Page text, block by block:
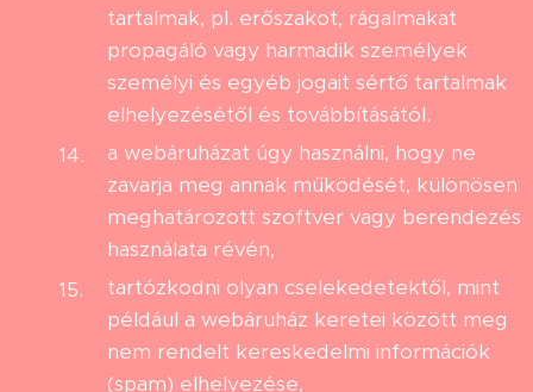
tartalmak, pl. erőszakot, rágalmakat
propagáló vagy harmadik személyek
személyi és egyéb jogait sértő tartalmak
elhelyezésétől és továbbításától.
a webáruházat úgy használni, hogy ne
zavarja meg annak működését, különösen
meghatározott szoftver vagy berendezés
használata révén,
tartózkodni olyan cselekedetektől, mint
például a webáruház keretei között meg
nem rendelt kereskedelmi információk
(spam) elhelyezése,